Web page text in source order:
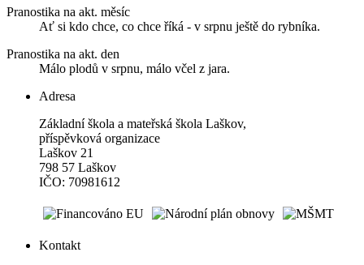
Pranostika na akt. měsíc
Ať si kdo chce, co chce říká - v srpnu ještě do rybníka.
Pranostika na akt. den
Málo plodů v srpnu, málo včel z jara.
Adresa
Základní škola a mateřská škola Laškov,
příspěvková organizace
Laškov 21
798 57 Laškov
IČO: 70981612
Kontakt